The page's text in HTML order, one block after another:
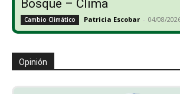
Bosque – Clima
Cambio Climático Patricia Escobar - 04/08/
Opinión